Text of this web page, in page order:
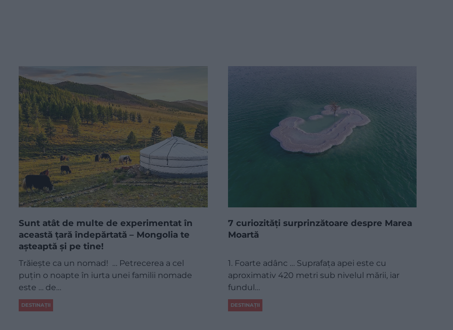
Sunt atât de multe de experimentat în
această țară îndepărtată – Mongolia te
așteaptă și pe tine!
Trăiește ca un nomad! … Petrecerea a cel
puțin o noapte în iurta unei familii nomade
este … de…
DESTINAȚII
7 curiozități surprinzătoare despre Marea
Moartă
1. Foarte adânc … Suprafața apei este cu
aproximativ 420 metri sub nivelul mării, iar
fundul…
DESTINAȚII